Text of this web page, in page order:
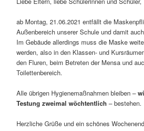
ab Montag, 21.06.2021 entfällt die
Außenbereich unserer Schule und damit
Im Gebäude allerdings muss die Maske
werden, also in den Klassen- und
den Fluren, beim Betreten der Mensa und
Toilettenbereich.
Alle übrigen Hygienemaßnahmen bleiben –
Testung zweimal wöchtentlich – bestehen.
Herzliche Grüße und ein schönes